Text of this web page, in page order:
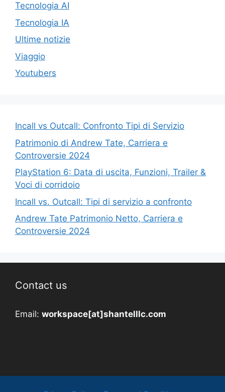
Tecnologia AI
Tecnologia IA
Ultime notizie
Viaggio
Youtubers
Incall vs Outcall: Confronto Tipi di Servizio
Patrimonio di Andrew Tate, Carriera e
Controversie 2024
PlayStation 6: Data di uscita, Funzioni, Trailer &
Voci di corridoio
Incall vs. Outcall: Tipi di servizio a confronto
Andrew Tate Patrimonio Netto, Carriera e
Controversie 2024
Contact us
Email: workspace[at]shantelllc.com